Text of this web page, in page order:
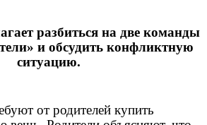
разбиться на две команды
и обсудить конфликтную
ситуацию.
от родителей купить